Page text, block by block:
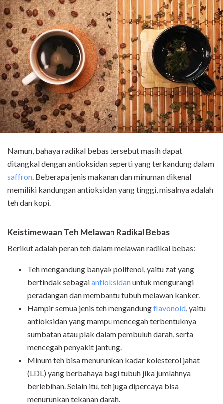
Namun, bahaya radikal bebas tersebut masih dapat
ditangkal dengan antioksidan seperti yang terkandung dalam
saffron. Beberapa jenis makanan dan minuman dikenal
memiliki kandungan antioksidan yang tinggi, misalnya adalah
teh dan kopi.
Keistimewaan Teh Melawan Radikal Bebas
Berikut adalah peran teh dalam melawan radikal bebas:
Teh mengandung banyak polifenol, yaitu zat yang
bertindak sebagaiantioksidanuntuk mengurangi
peradangan dan membantu tubuh melawan kanker.
Hampir semua jenis teh mengandungflavonoid, yaitu
antioksidan yang mampu mencegah terbentuknya
sumbatan atau plak dalam pembuluh darah, serta
mencegah penyakit jantung.
Minum teh bisa menurunkan kadar kolesterol jahat
(LDL) yang berbahaya bagi tubuh jika jumlahnya
berlebihan. Selain itu, teh juga dipercaya bisa
menurunkan tekanan darah.